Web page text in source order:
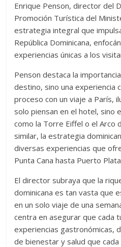
Enrique Penson, director del
Promoción Turística del
estrategia integral que
República Dominicana,
experiencias únicas a los
Penson destaca la
destino, sino una experiencia
proceso con un viaje a París,
solo piensan en el hotel, sino
como la Torre Eiffel o el Arco
similar, la estrategia
diversas experiencias que
Punta Cana hasta Puerto
El director subraya que la
dominicana es tan vasta que
en un solo viaje de una
centra en asegurar que cada
experiencias gastronómicas,
de bienestar y salud que